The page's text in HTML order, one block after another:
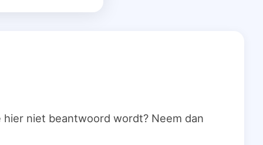
niet beantwoord wordt? Neem dan